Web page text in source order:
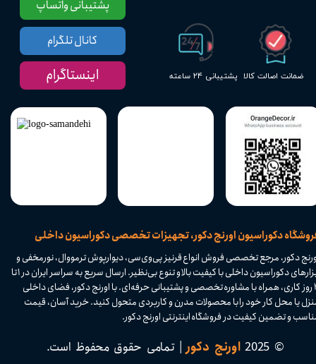
دکوراسیون اورنج دکور، تجهیزات تخصصی دکوراسیون داخلی
پشتیبانی ۲۴ ساعته ضمانت اصالت کالا
دکور، مرجع تخصصی فروش انواع قرنیز پی‌وی‌سی، دیوارپوش ترمووال، نورمخفی و
ابزارهای دکوراسیون داخلی با کیفیت بالا و تنوع بی‌نظیر. ارسال سریع به سراسر ایران در ۱ تا
۴ روز کاری، همراه با مشاوره تخصصی و پشتیبانی حرفه‌ای. با اورنج دکور، فضای داخلی
یا محل کار خود را با محصولات مدرن و کاربردی متحول کنید. خرید آسان، قیمت
و تضمین کیفیت در فروشگاه اینترنتی اورنج دکور.​​​​​​​
© 2025 اورنج دکور| تمامی حقوق محفوظ است.​​​​​​​
پشتیبانی واتساپ
کانال تلگرام
اینستاگرام